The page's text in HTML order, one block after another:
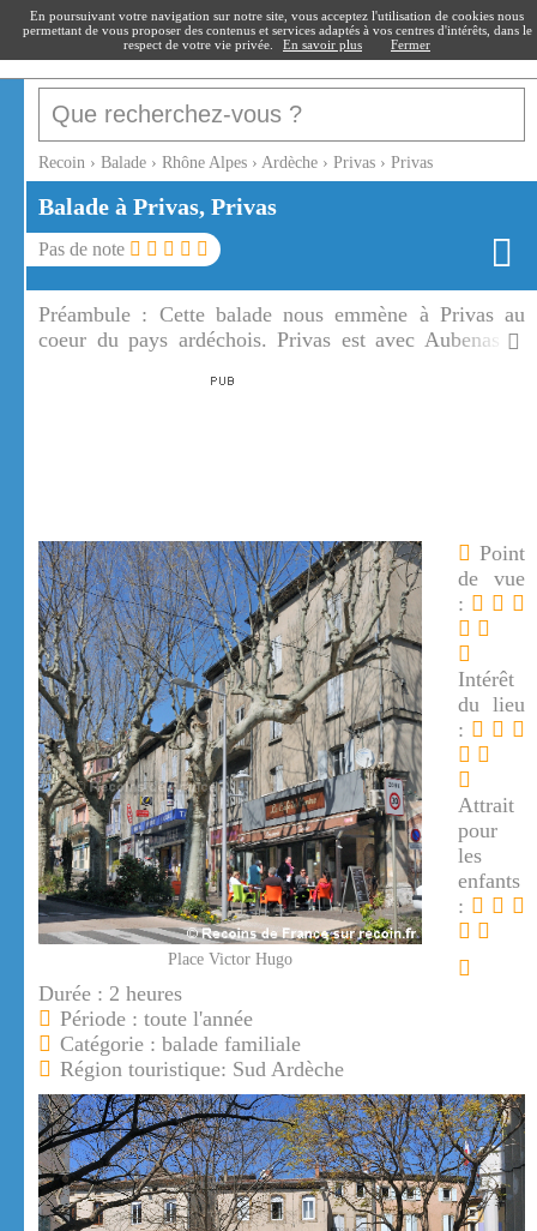
recoin.fr
Recoin › Balade › Rhône Alpes › Ardèche › Privas › Privas
Balade à Privas, Privas
Pas de note
Préambule : Cette balade nous emmène à Privas au
coeur du pays ardéchois. Privas est avec Aubenas la
Place Victor Hugo
Point
de vue
:
Intérêt
du lieu
:
Attrait
pour
les
enfants
:
Durée : 2 heures
Période : toute l'année
Catégorie : balade familiale
Région touristique: Sud Ardèche
En poursuivant votre navigation sur notre site, vous acceptez l'utilisation de cookies nous
permettant de vous proposer des contenus et services adaptés à vos centres d'intérêts, dans le
respect de votre vie privée.
En savoir plus Fermer